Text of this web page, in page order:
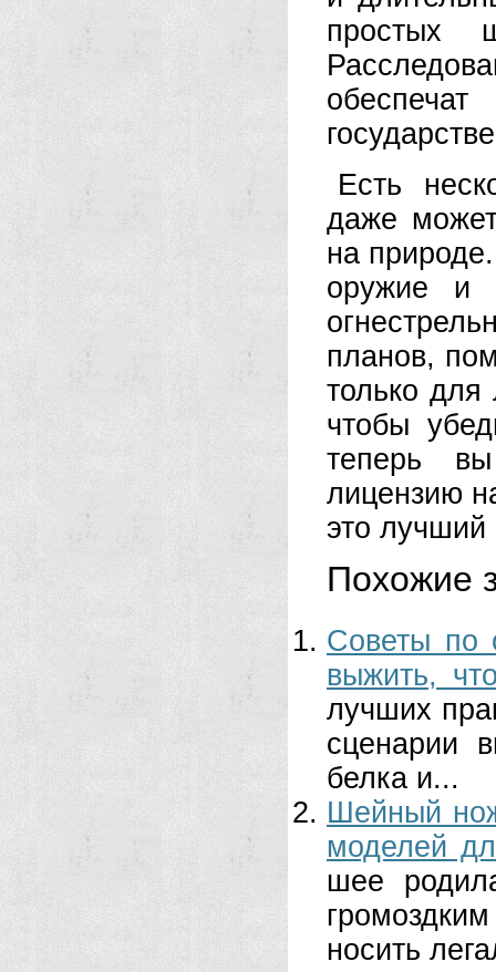
простых
Есть
даже
на
оружие и
планов,
только для
чтобы
теперь
лицензию
это
Похожие
Советы по
выжить,
лучших
сценарии
белка и...
Шейный
моделей
шее
носить